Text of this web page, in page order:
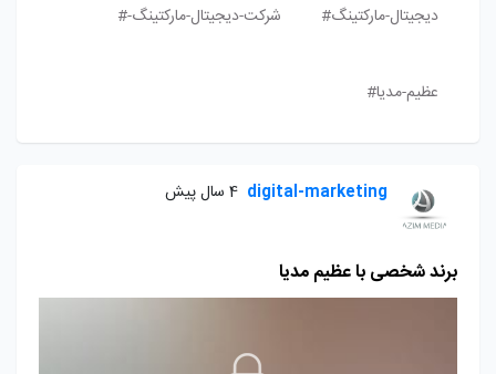
دیجیتال-مارکتینگ# شرکت-دیجیتال-مارکتینگ-#
عظیم-مدیا#
digital-marketing 4 سال پیش
برند شخصی با عظیم مدیا